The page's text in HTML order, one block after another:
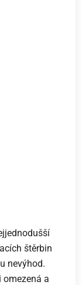
štěrbin
nevýhod.
a